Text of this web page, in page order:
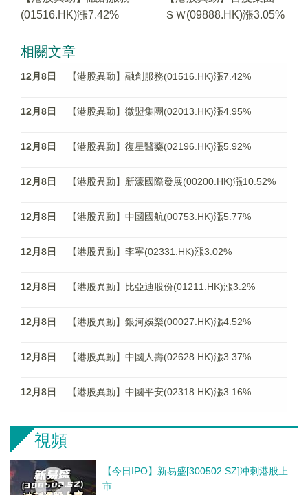
(01516.HK)漲7.42%
ＳＷ(09888.HK)漲3.05%
相關文章
12月8日 【港股異動】融創服務(01516.HK)漲7.42%
12月8日 【港股異動】微盟集團(02013.HK)漲4.95%
12月8日 【港股異動】復星醫藥(02196.HK)漲5.92%
12月8日 【港股異動】新濠國際發展(00200.HK)漲10.52%
12月8日 【港股異動】中國國航(00753.HK)漲5.77%
12月8日 【港股異動】李寧(02331.HK)漲3.02%
12月8日 【港股異動】比亞迪股份(01211.HK)漲3.2%
12月8日 【港股異動】銀河娛樂(00027.HK)漲4.52%
12月8日 【港股異動】中國人壽(02628.HK)漲3.37%
12月8日 【港股異動】中國平安(02318.HK)漲3.16%
視頻
【今日IPO】新易盛[300502.SZ]冲刺港股上
市